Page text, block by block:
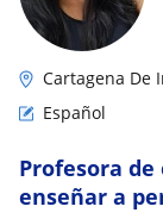
Cartagena De
Español
Profesora
enseñar a